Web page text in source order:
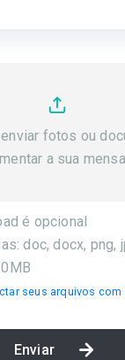
fotos ou
a sua
é opcional
doc, docx, png,
seus arquivos com
Enviar